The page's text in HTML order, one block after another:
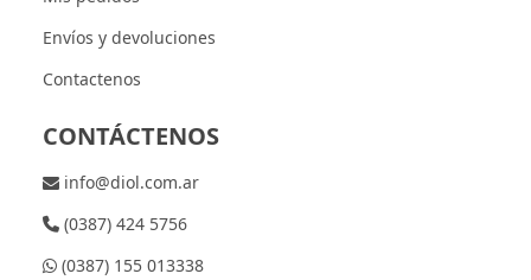
Envíos y devoluciones
Contactenos
CONTÁCTENOS
info@diol.com.ar
(0387) 424 5756
(0387) 155 013338